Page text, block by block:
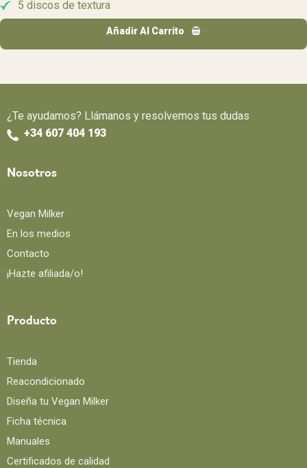
5 discos de textura
Añadir Al Carrito
¿Te ayudamos? Llámanos y resolvemos tus dudas
+34 607 404 193
Nosotros
Vegan Milker
En los medios
Contacto
¡Hazte afiliada/o!
Producto
Tienda
Reacondicionado
Diseña tu Vegan Milker
Ficha técnica
Manuales
Certificados de calidad